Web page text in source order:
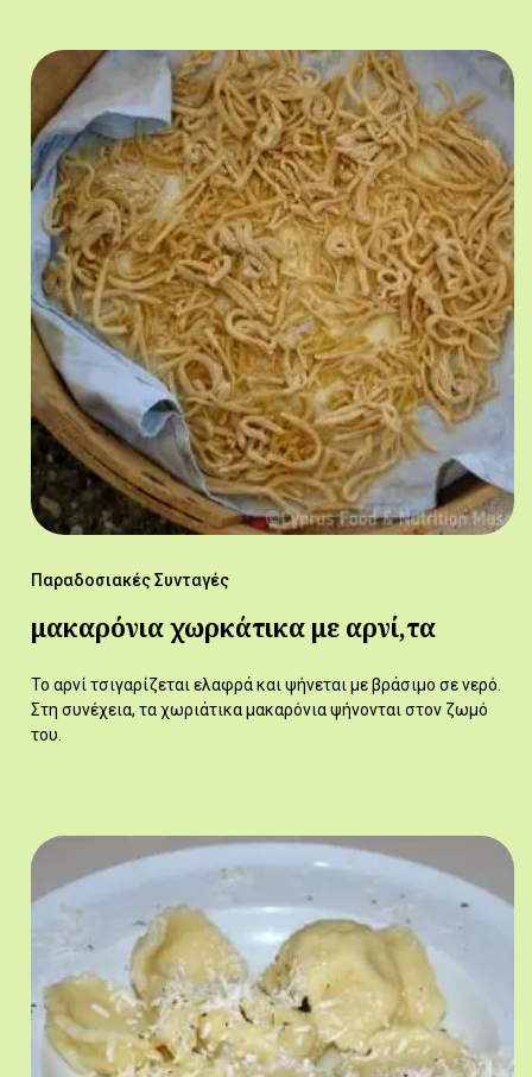
Παραδοσιακές Συνταγές
μακαρόνια χωρκάτικα με αρνί,τα
Το αρνί τσιγαρίζεται ελαφρά και ψήνεται με βράσιμο σε νερό.
Στη συνέχεια, τα χωριάτικα μακαρόνια ψήνονται στον ζωμό
του.